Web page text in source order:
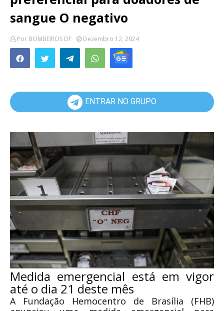
sangue O negativo
Por BOMBEIROS DF Dezembro 12, 2024
ENTRAR NO GRUPO
Medida emergencial está em vigor
até o dia 21 deste mês
A Fundação Hemocentro de Brasília (FHB)